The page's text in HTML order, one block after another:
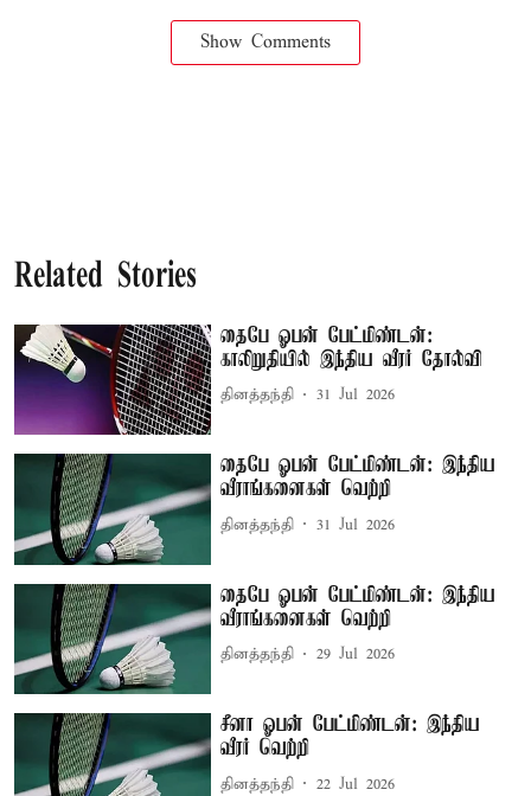
Show Comments
Related Stories
தைபே ஓபன் பேட்மிண்டன்:
காலிறுதியில் இந்திய வீரர் தோல்வி
தினத்தந்தி 31 Jul 2026
தைபே ஓபன் பேட்மிண்டன்: இந்திய
வீராங்கனைகள் வெற்றி
தினத்தந்தி 31 Jul 2026
தைபே ஓபன் பேட்மிண்டன்: இந்திய
வீராங்கனைகள் வெற்றி
தினத்தந்தி 29 Jul 2026
சீனா ஓபன் பேட்மிண்டன்: இந்திய
வீரர் வெற்றி
தினத்தந்தி 22 Jul 2026